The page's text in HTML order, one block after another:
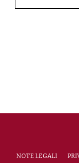
NOTE LEGALI